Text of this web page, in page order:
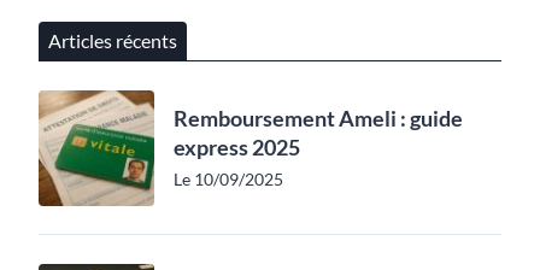
Articles récents
Remboursement Ameli : guide
express 2025
Le 10/09/2025